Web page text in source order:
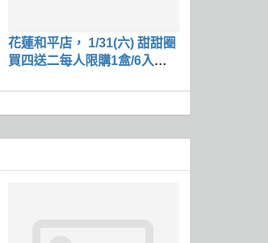
花蓮和平店， 1/31(六) 甜甜圈
買四送二每人限購1盒/6入價